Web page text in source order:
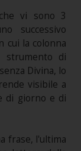
vi sono 3
successivo
cui la colonna
strumento di
Divina, lo
visibile a
di giorno e di
frase, l'ultima